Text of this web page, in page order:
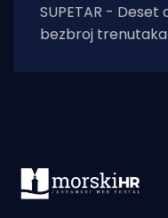
SUPETAR -
bezbroj